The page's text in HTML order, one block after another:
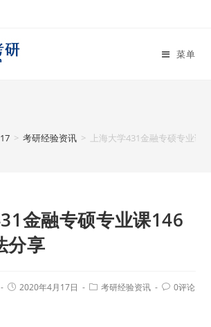
菜单
17 > 考研经验资讯 > 上海大学431金融专硕专业课
金融专硕专业课146
分享
2020年4月17日 考研经验资讯 0评论